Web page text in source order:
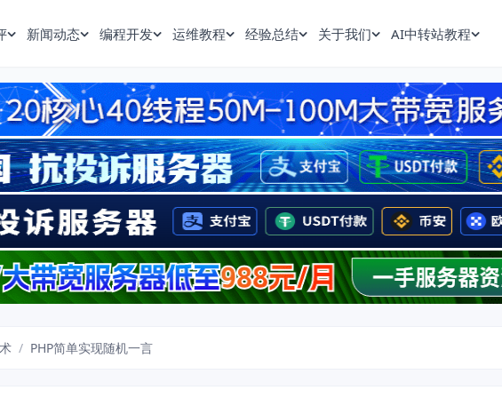
新闻动态 编程开发 运维教程 经验总结 关于我们 AI中转站教程
/ PHP简单实现随机一言